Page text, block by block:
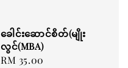
ခေါင်းဆောင်စိတ်(မျိုး
လွင်(MBA)
Regular
RM 35.00